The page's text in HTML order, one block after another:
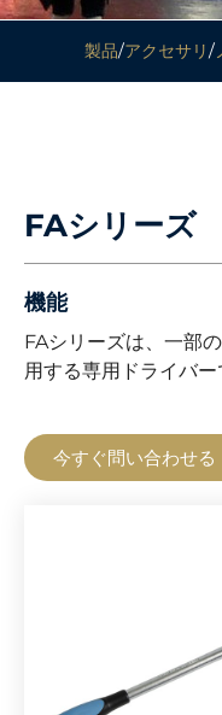
製品/アクセサリ/
FAシリーズ
機能
FAシリーズは、一部
用する専用ドライバー
今すぐ問い合わせる